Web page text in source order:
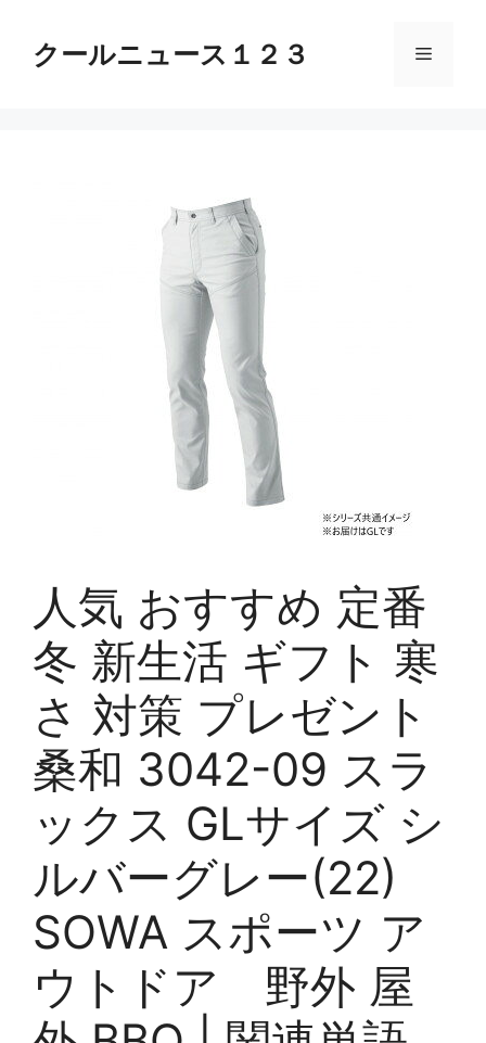
クールニュース１２３ メ
人気 おすすめ 定番
冬 新生活 ギフト 寒
さ 対策 プレゼント
桑和 3042-09 スラ
ックス GLサイズ シ
ルバーグレー(22)
SOWA スポーツ ア
ウトドア 野外 屋